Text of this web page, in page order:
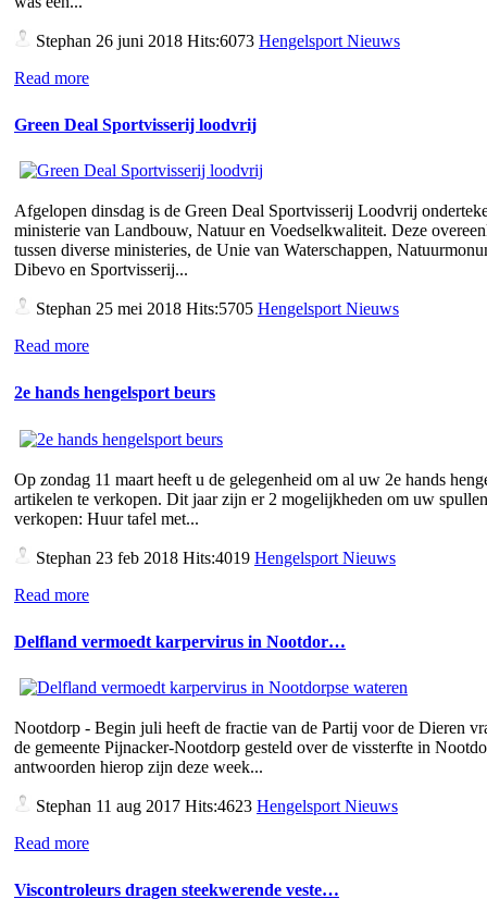
Stephan 26 juni 2018 Hits:6073 Hengelsport Nieuws
Read more
Green Deal Sportvisserij loodvrij
Afgelopen dinsdag is de Green Deal Sportvisserij Loodvrij
ministerie van Landbouw, Natuur en Voedselkwaliteit. Deze
tussen diverse ministeries, de Unie van Waterschappen,
Dibevo en Sportvisserij...
Stephan 25 mei 2018 Hits:5705 Hengelsport Nieuws
Read more
2e hands hengelsport beurs
Op zondag 11 maart heeft u de gelegenheid om al uw 2e hands
artikelen te verkopen. Dit jaar zijn er 2 mogelijkheden om uw
verkopen: Huur tafel met...
Stephan 23 feb 2018 Hits:4019 Hengelsport Nieuws
Read more
Delfland vermoedt karpervirus in Nootdor…
Nootdorp - Begin juli heeft de fractie van de Partij voor de Dieren
de gemeente Pijnacker-Nootdorp gesteld over de vissterfte in
antwoorden hierop zijn deze week...
Stephan 11 aug 2017 Hits:4623 Hengelsport Nieuws
Read more
Viscontroleurs dragen steekwerende veste…